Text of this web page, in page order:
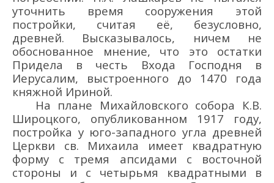
уточнить время сооружения этой
постройки, считая её, безусловно,
древней. Высказывалось, ничем не
обоснованное мнение, что это остатки
Придела в честь Входа Господня в
Иерусалим, выстроенного до 1470 года
княжной Ириной.
На плане Михайловского собора К.В.
Широцкого, опубликованном 1917 году,
постройка у юго-западного угла древней
Церкви св. Михаила имеет квадратную
форму с тремя апсидами с восточной
стороны и с четырьмя квадратными в